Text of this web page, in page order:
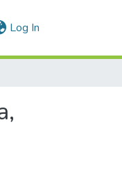
Log In